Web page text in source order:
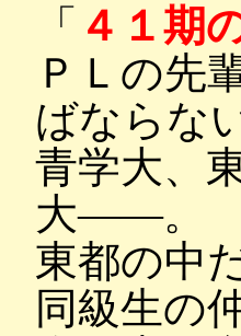
「 ４１期
ＰＬの先
ばならな
青学大、
大――。
東都の中
同級生の